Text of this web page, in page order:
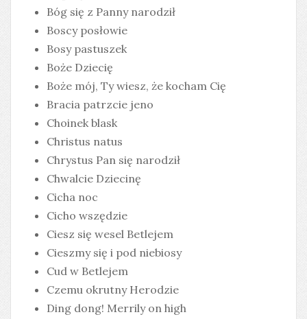
Bóg się z Panny narodził
Boscy posłowie
Bosy pastuszek
Boże Dziecię
Boże mój, Ty wiesz, że kocham Cię
Bracia patrzcie jeno
Choinek blask
Christus natus
Chrystus Pan się narodził
Chwalcie Dziecinę
Cicha noc
Cicho wszędzie
Ciesz się wesel Betlejem
Cieszmy się i pod niebiosy
Cud w Betlejem
Czemu okrutny Herodzie
Ding dong! Merrily on high